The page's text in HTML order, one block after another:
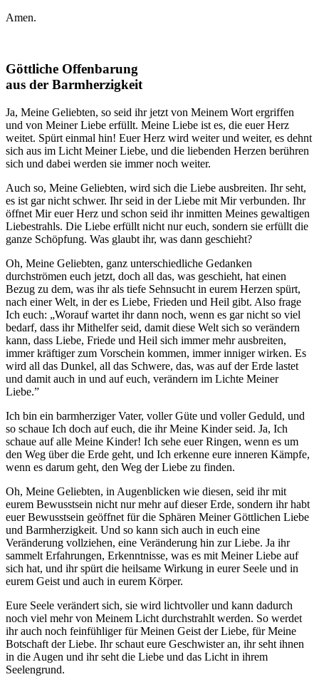
Amen.
Göttliche Offenbarung
aus der Barmherzigkeit
Ja, Meine Geliebten, so seid ihr jetzt von Meinem Wort ergriffen
und von Meiner Liebe erfüllt. Meine Liebe ist es, die euer Herz
weitet. Spürt einmal hin! Euer Herz wird weiter und weiter, es dehnt
sich aus im Licht Meiner Liebe, und die liebenden Herzen berühren
sich und dabei werden sie immer noch weiter.
Auch so, Meine Geliebten, wird sich die Liebe ausbreiten. Ihr seht,
es ist gar nicht schwer. Ihr seid in der Liebe mit Mir verbunden. Ihr
öffnet Mir euer Herz und schon seid ihr inmitten Meines gewaltigen
Liebestrahls. Die Liebe erfüllt nicht nur euch, sondern sie erfüllt die
ganze Schöpfung. Was glaubt ihr, was dann geschieht?
Oh, Meine Geliebten, ganz unterschiedliche Gedanken
durchströmen euch jetzt, doch all das, was geschieht, hat einen
Bezug zu dem, was ihr als tiefe Sehnsucht in eurem Herzen spürt,
nach einer Welt, in der es Liebe, Frieden und Heil gibt. Also frage
Ich euch: „Worauf wartet ihr dann noch, wenn es gar nicht so viel
bedarf, dass ihr Mithelfer seid, damit diese Welt sich so verändern
kann, dass Liebe, Friede und Heil sich immer mehr ausbreiten,
immer kräftiger zum Vorschein kommen, immer inniger wirken. Es
wird all das Dunkel, all das Schwere, das, was auf der Erde lastet
und damit auch in und auf euch, verändern im Lichte Meiner
Liebe.”
Ich bin ein barmherzigerVater, voller Güte und voller Geduld, und
so schaue Ich doch auf euch, die ihr Meine Kinder seid. Ja, Ich
schaue auf alle Meine Kinder! Ich sehe euer Ringen, wenn es um
den Weg über die Erde geht, und Ich erkenne eure inneren Kämpfe,
wenn es darum geht, den Weg der Liebe zu finden.
Oh, Meine Geliebten, in Augenblicken wie diesen, seid ihr mit
eurem Bewusstsein nicht nur mehr auf dieser Erde, sondern ihr habt
euer Bewusstsein geöffnet für die Sphären Meiner Göttlichen Liebe
und Barmherzigkeit. Und so kann sich auch in euch eine
Veränderung vollziehen, eine Veränderung hin zur Liebe. Ja ihr
sammelt Erfahrungen, Erkenntnisse, was es mit Meiner Liebe auf
sich hat, und ihr spürt die heilsame Wirkung in eurer Seele und in
eurem Geist und auch in eurem Körper.
Eure Seele verändert sich, sie wird lichtvoller und kann dadurch
noch viel mehr von Meinem Licht durchstrahlt werden. So werdet
ihr auch noch feinfühliger für Meinen Geist der Liebe, für Meine
Botschaft der Liebe. Ihr schaut eure Geschwister an, ihr seht ihnen
in die Augen und ihr seht die Liebe und das Licht in ihrem
Seelengrund.